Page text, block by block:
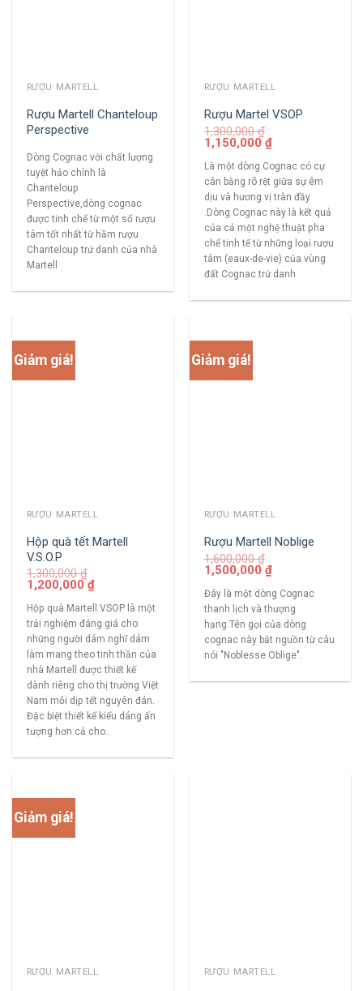
RƯỢU MARTELL
Rượu Martell Chanteloup
Perspective
Dòng Cognac với chất lượng
tuyệt hảo chính là
Chanteloup
Perspective,dòng cognac
được tinh chế từ một số rượu
tâm tốt nhất từ hầm rượu
Chanteloup trứ danh của nhà
Martell
RƯỢU MARTELL
Rượu Martel VSOP
1,300,000₫
1,150,000₫
Là một dòng Cognac có cự
cân bằng rõ rệt giữa sự êm
dịu và hương vị tràn đầy
.Dòng Cognac này là kết quả
của cả một nghệ thuật pha
chế tinh tế từ những loại rượu
tâm (eaux-de-vie) của vùng
đất Cognac trứ danh
Giảm giá!
RƯỢU MARTELL
Hộp quà tết Martell
V.S.O.P
1,300,000₫
1,200,000₫
Hộp quà Martell VSOP là một
trải nghiệm đáng giá cho
những người dám nghĩ dám
làm mang theo tinh thần của
nhà Martell được thiết kế
dành riêng cho thị trường Việt
Nam mỗi dịp tết nguyên đán.
Đặc biệt thiết kể kiểu dáng ấn
tượng hơn cả cho..
Giảm giá!
RƯỢU MARTELL
Rượu Martell Noblige
1,600,000₫
1,500,000₫
Đây là một dòng Cognac
thanh lịch và thượng
hạng.Tên gọi của dòng
cognac này bắt nguồn từ câu
nói "Noblesse Oblige".
Giảm giá!
RƯỢU MARTELL RƯỢU MARTELL